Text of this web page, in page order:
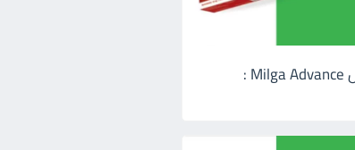
ميلجا ادفانس اقراص Milga Advance :